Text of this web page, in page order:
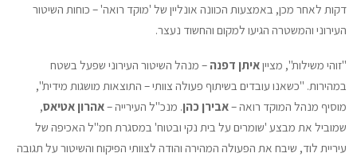
דקות לאחר מכן, באמצעות הכוונה אונליין של 'מוקד רואה' – כוחות השיטור
העירוני והמשטרה הגיעו למקום והחשוד נעצר.
"זוהי משילות", מצייןאיתן דפנה – מנהל השיטור העירוני שפעל בשטח
במהירות. "כשאנו עובדים בשיתוף פעולה צוותי – התוצאות מושגות מידית",
מוסיף מנהל המוקד רואה –אבירן כהן. מנכ"ל העירייה –אהרון אטיאס,
שמוביל את מבצע 'שומרים על בית נקי ובטוח' במסגרת חמ"ל האכיפה של
עיריית לוד, שיבח את הפעולה המהירה והודה לצוותי הפיקוח והשיטור על תגובה